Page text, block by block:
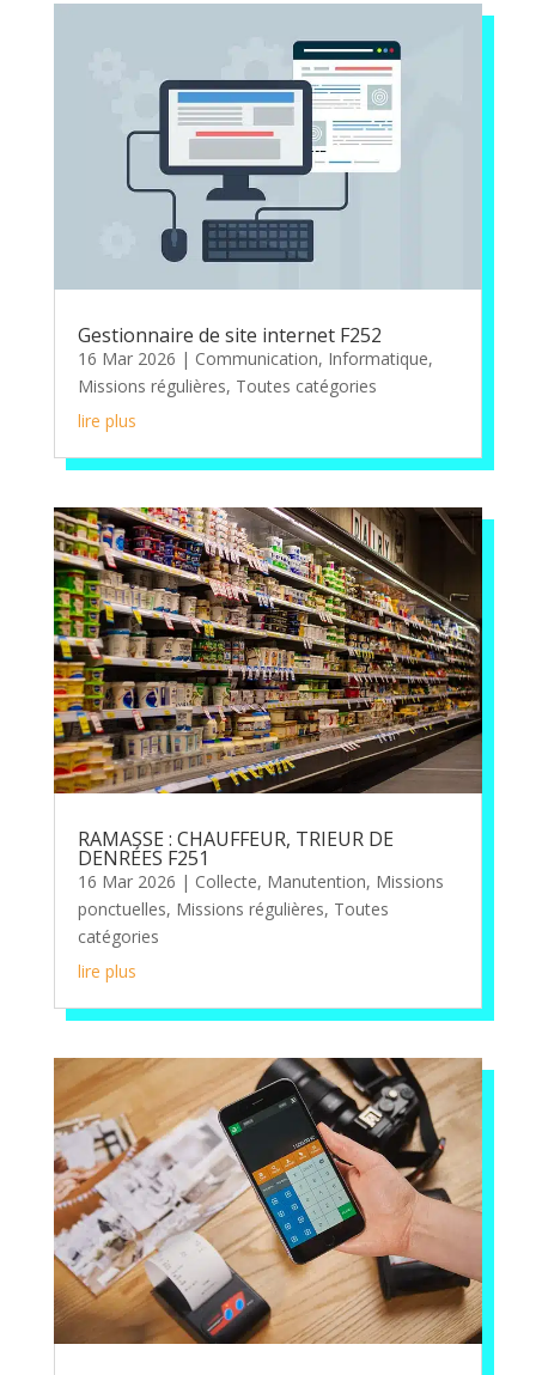
Gestionnaire de site internet F252
16 Mar 2026 | Communication, Informatique,
Missions régulières, Toutes catégories
lire plus
RAMASSE : CHAUFFEUR, TRIEUR DE
DENRÉES F251
16 Mar 2026 | Collecte, Manutention, Missions
ponctuelles, Missions régulières, Toutes
catégories
lire plus